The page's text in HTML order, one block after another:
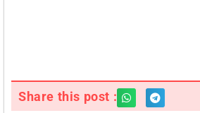
Share this post :